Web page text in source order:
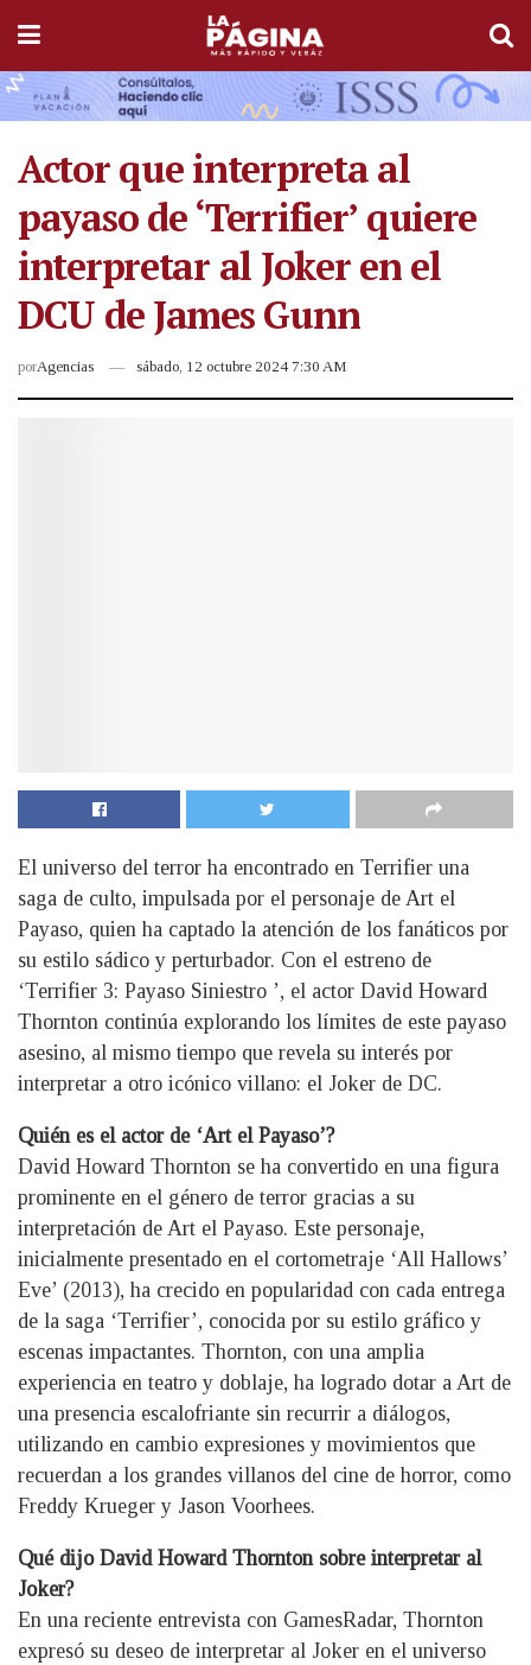
Actor que interpreta al
payaso de ‘Terrifier’ quiere
interpretar al Joker en el
DCU de James Gunn
porAgencias sábado, 12 octubre 2024 7:30 AM
El universo del terror ha encontrado en Terrifier una
saga de culto, impulsada por el personaje de Art el
Payaso, quien ha captado la atención de los fanáticos por
su estilo sádico y perturbador. Con el estreno de
‘Terrifier 3: Payaso Siniestro ’, el actor David Howard
Thornton continúa explorando los límites de este payaso
asesino, al mismo tiempo que revela su interés por
interpretar a otro icónico villano: el Joker de DC.
Quién es el actor de ‘Art el Payaso’?
David Howard Thornton se ha convertido en una figura
prominente en el género de terror gracias a su
interpretación de Art el Payaso. Este personaje,
inicialmente presentado en el cortometraje ‘All Hallows’
Eve’ (2013), ha crecido en popularidad con cada entrega
de la saga ‘Terrifier’, conocida por su estilo gráfico y
escenas impactantes. Thornton, con una amplia
experiencia en teatro y doblaje, ha logrado dotar a Art de
una presencia escalofriante sin recurrir a diálogos,
utilizando en cambio expresiones y movimientos que
recuerdan a los grandes villanos del cine de horror, como
Freddy Krueger y Jason Voorhees.
Qué dijo David Howard Thornton sobre interpretar al
Joker?
En una reciente entrevista con GamesRadar, Thornton
expresó su deseo de interpretar al Joker en el universo